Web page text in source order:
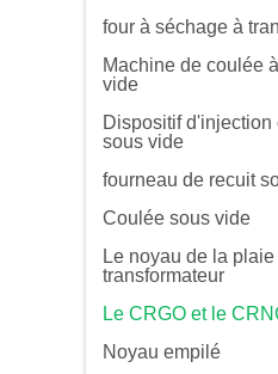
four à séchage à
Machine de coulée
vide
Dispositif d'injection
sous vide
fourneau de recuit
Coulée sous vide
Le noyau de la plaie
transformateur
Le CRGO et le
Noyau empilé